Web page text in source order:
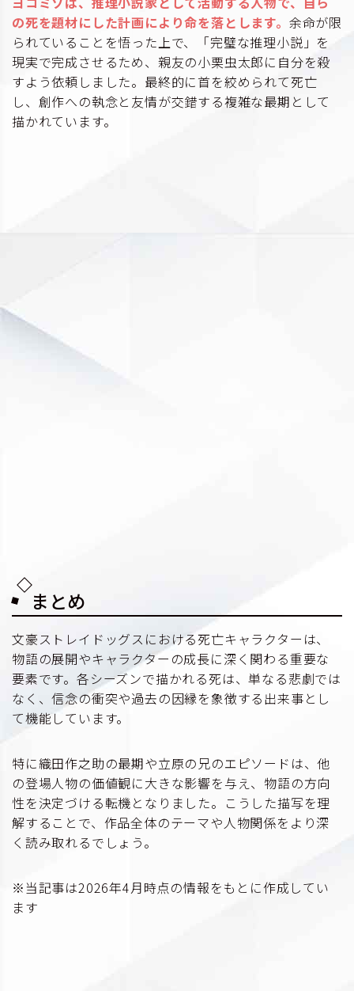
の死を題材にした計画により命を落とします。 余命が限
られていることを悟った上で、「完璧な推理小説」を
現実で完成させるため、親友の小栗虫太郎に自分を殺
すよう依頼しました。最終的に首を絞められて死亡
し、創作への執念と友情が交錯する複雑な最期として
描かれています。
まとめ
文豪ストレイドッグスにおける死亡キャラクターは、
物語の展開やキャラクターの成長に深く関わる重要な
要素です。各シーズンで描かれる死は、単なる悲劇では
なく、信念の衝突や過去の因縁を象徴する出来事とし
て機能しています。
特に織田作之助の最期や立原の兄のエピソードは、他
の登場人物の価値観に大きな影響を与え、物語の方向
性を決定づける転機となりました。こうした描写を理
解することで、作品全体のテーマや人物関係をより深
く読み取れるでしょう。
※当記事は2026年4月時点の情報をもとに作成してい
ます